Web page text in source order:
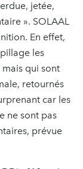
jetée,
». SOLAAL
En effet,
les
qui sont
retournés
car les
ne sont pas
prévue